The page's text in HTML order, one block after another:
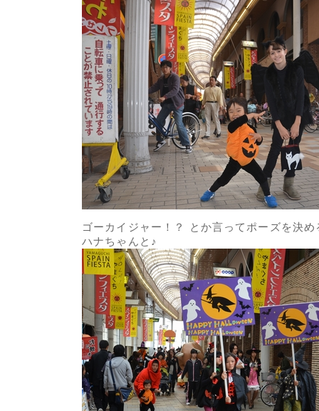
ゴーカイジャー！？ とか言ってポーズを決
ハナちゃんと♪